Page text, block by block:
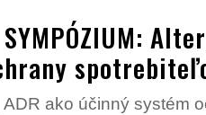
SYMPÓZIUM:
|ADR ako účinný systém